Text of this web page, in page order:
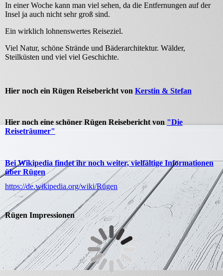
In einer Woche kann man viel sehen, da die Entfernungen auf der
Insel ja auch nicht sehr groß sind.
Ein wirklich lohnenswertes Reiseziel.
Viel Natur, schöne Strände und Bäderarchitektur. Wälder,
Steilküsten und viel viel Geschichte.
Hier noch ein Rügen Reisebericht von Kerstin & Stefan
Hier noch eine schöner Rügen Reisebericht von "Die
Reiseträumer"
Bei Wikipedia findet ihr noch weiter, vielfältige Informationen
über Rügen
https://de.wikipedia.org/wiki/Rügen
Rügen Impressionen